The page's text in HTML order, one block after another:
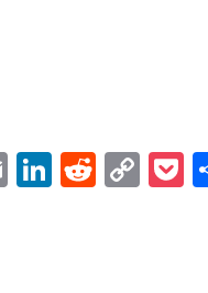
EmailLinkedIn
Reddit